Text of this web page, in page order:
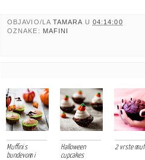
OBJAVIO/LATAMARA U 04:14:00
OZNAKE: MAFINI
Muffini s
bundevom i
Halloween
cupcakes
2 vrste